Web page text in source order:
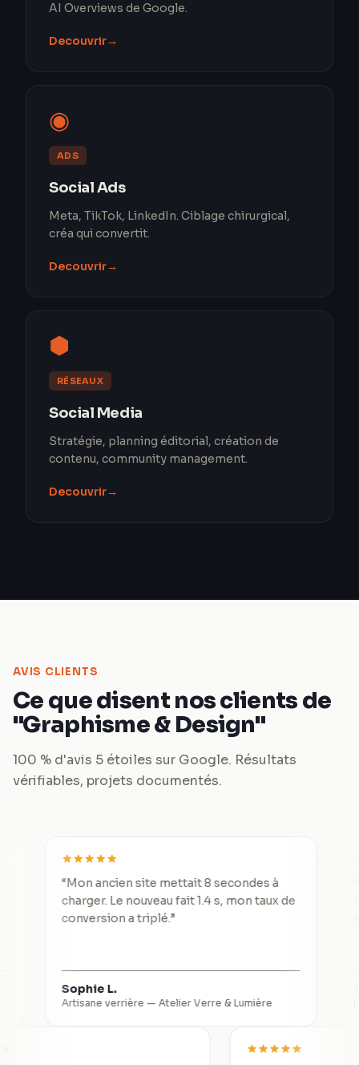
AI Overviews de Google.
Decouvrir→
◉
ADS
Social Ads
Meta, TikTok, LinkedIn. Ciblage chirurgical,
créa qui convertit.
Decouvrir→
⬢
RÉSEAUX
Social Media
Stratégie, planning éditorial, création de
contenu, community management.
Decouvrir→
AVIS CLIENTS
Ce que disent nos clients de
"Graphisme & Design"
100 % d'avis 5 étoiles sur Google. Résultats
vérifiables, projets documentés.
Mon ancien site mettait 8 secondes à
charger. Le nouveau fait 1.4 s, mon taux de
conversion a triplé.”
Sophie L.
Artisane verrière —Atelier Verre & Lumière